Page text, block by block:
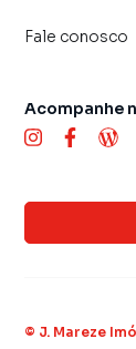
Fale conosco
Acompanhe
© J. Mareze